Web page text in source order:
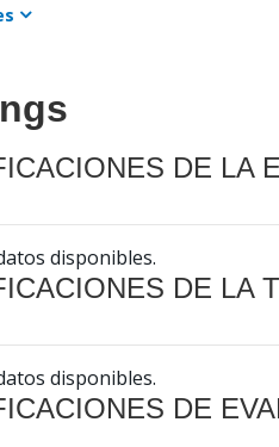
DE LA
disponibles.
DE LA
disponibles.
DE